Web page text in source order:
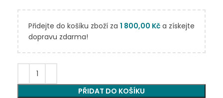
Přidejte do košíku zboží za 1 800,00 Kč a získejte
dopravu zdarma!
PŘIDAT DO KOŠÍKU